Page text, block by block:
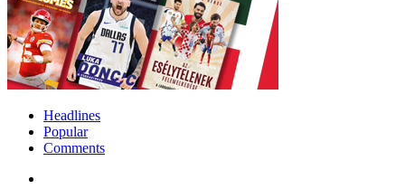
Headlines
Popular
Comments